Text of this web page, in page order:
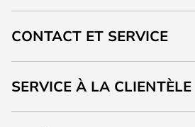
CONTACT ET SERVICE
SERVICE À LA CLIENTÈLE